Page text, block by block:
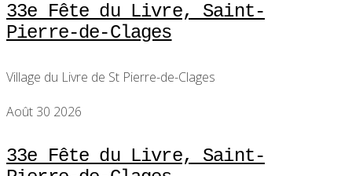
33e Fête du Livre, Saint-
Pierre-de-Clages
Village du Livre de St Pierre-de-Clages
Août 30 2026
33e Fête du Livre, Saint-